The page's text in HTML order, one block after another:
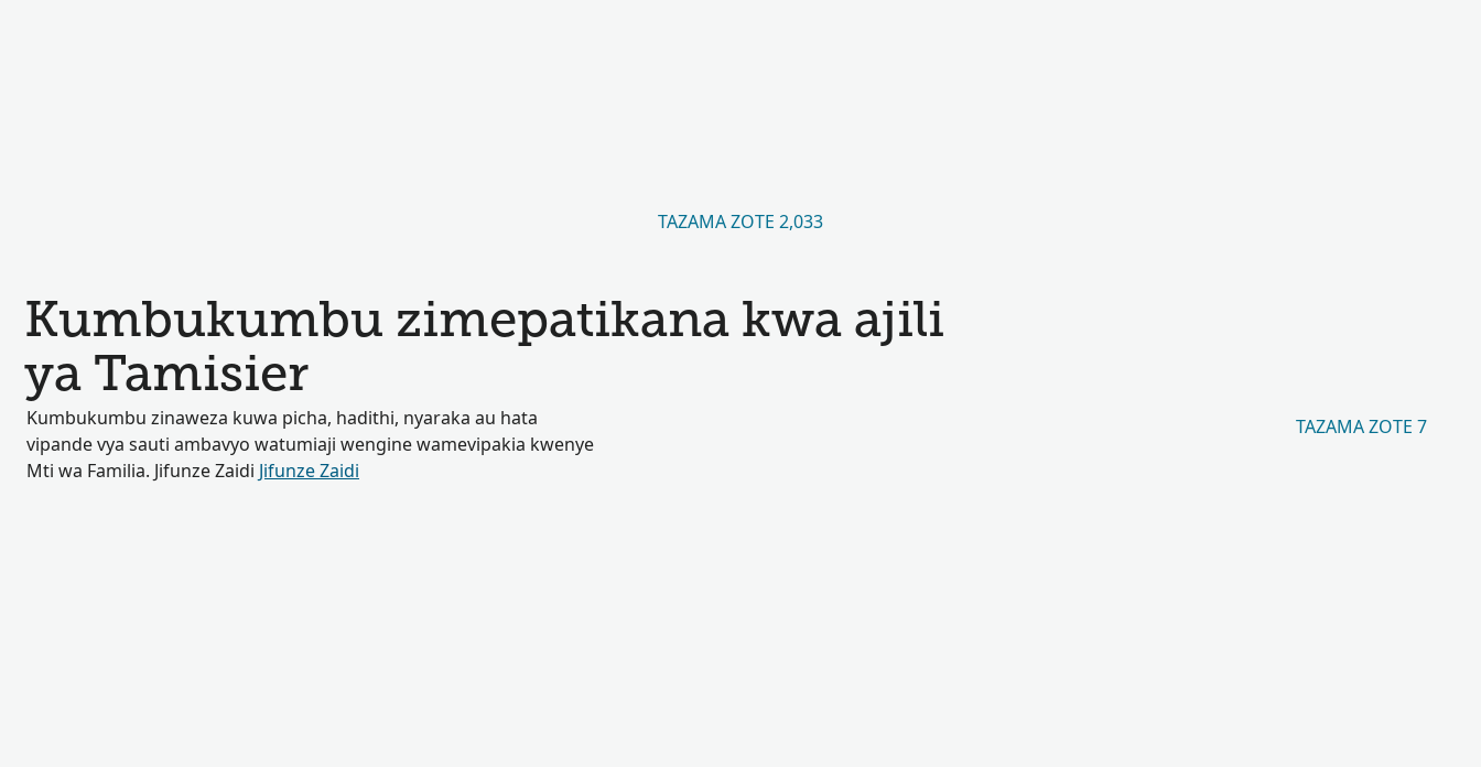
TAZAMA ZOTE 2,033
Kumbukumbu zimepatikana kwa ajili
ya Tamisier
Kumbukumbu zinaweza kuwa picha, hadithi, nyaraka au hata
vipande vya sauti ambavyo watumiaji wengine wamevipakia kwenye
Mti wa Familia. Jifunze Zaidi Jifunze Zaidi
TAZAMA ZOTE 7